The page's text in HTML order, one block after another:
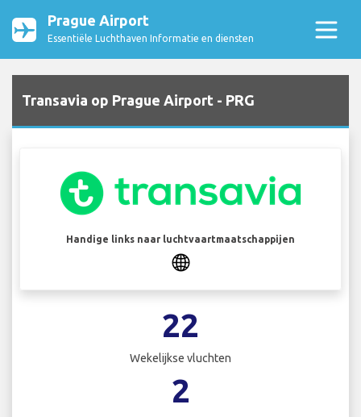
Prague Airport
Essentiële Luchthaven Informatie en diensten
Transavia op Prague Airport - PRG
Handige links naar luchtvaartmaatschappijen
22
Wekelijkse vluchten
2